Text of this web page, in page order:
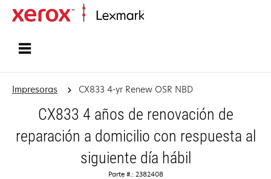
Impresoras CX833 4-yr Renew OSR NBD
CX833 4 años de renovación de
reparación a domicilio con respuesta al
siguiente día hábil
Parte #.: 2382408